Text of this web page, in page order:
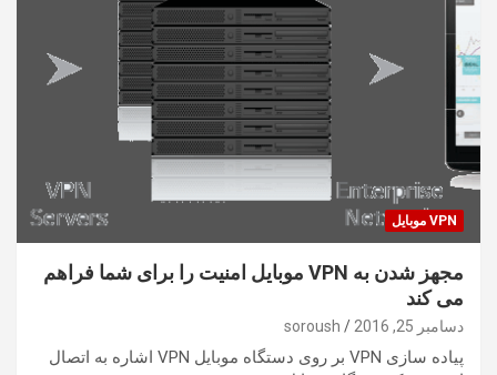
VPN موبایل
مجهز شدن به VPN موبایل امنیت را برای شما فراهم
می کند
دسامبر 25, 2016 soroush
پیاده سازی VPN بر روی دستگاه موبایل VPN اشاره به اتصال